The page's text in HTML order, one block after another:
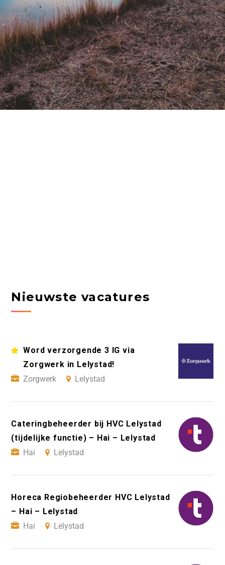
Nieuwste vacatures
Word verzorgende 3 IG via
Zorgwerk in Lelystad!
Zorgwerk
Lelystad
Cateringbeheerder bij HVC Lelystad
(tijdelijke functie) – Hai – Lelystad
Hai
Lelystad
Horeca Regiobeheerder HVC Lelystad
– Hai – Lelystad
Hai
Lelystad